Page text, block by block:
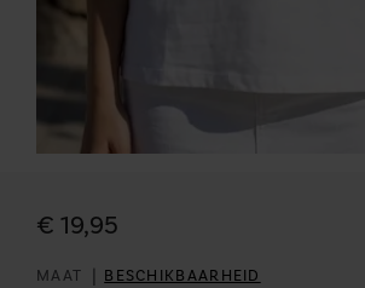
€ 19,95
MAAT | BESCHIKBAARHEID